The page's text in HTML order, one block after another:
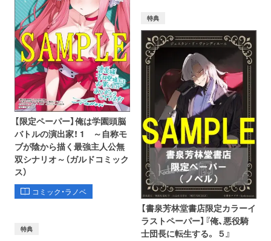
【限定ペーパー】俺は学園頭脳
バトルの演出家！ 1 ～自称モ
ブが陰から描く最強主人公無
双シナリオ～（ガルドコミック
ス）
コミック・ラノベ
特典
【書泉芳林堂書店限定カラーイ
ラストペーパー】『俺、悪役騎
士団長に転生する。 ５』
特典